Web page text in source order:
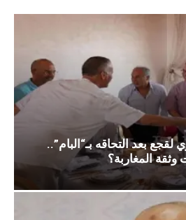
بعد التحاقه بـ“البام”..
وثقة المغاربة؟